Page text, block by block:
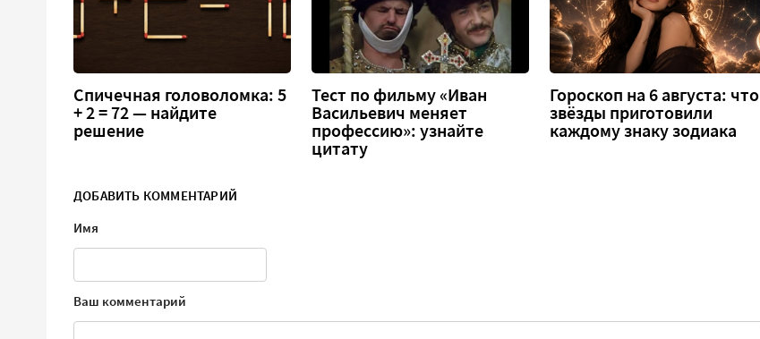
Спичечная головоломка: 5
+ 2 = 72 — найдите
решение
Тест по фильму «Иван
Васильевич меняет
профессию»: узнайте
цитату
Гороскоп на 6 августа: что
звёзды приготовили
каждому знаку зодиака
ДОБАВИТЬ КОММЕНТАРИЙ
Имя
Ваш комментарий